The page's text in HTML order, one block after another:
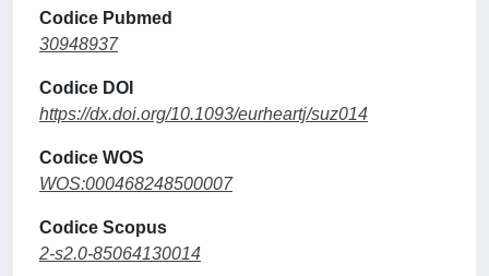
Codice Pubmed
30948937
Codice DOI
https://dx.doi.org/10.1093/eurheartj/suz014
Codice WOS
WOS:000468248500007
Codice Scopus
2-s2.0-85064130014